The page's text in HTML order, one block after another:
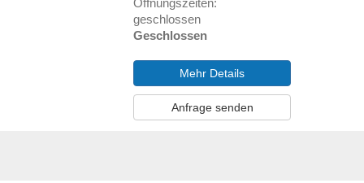
Öffnungszeiten:
geschlossen
Geschlossen
Mehr Details
Anfrage senden